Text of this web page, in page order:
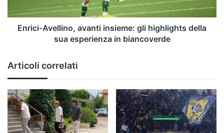
in
biancoverde
Enrici‑Avellino, avanti insieme: gli highlights della
sua esperienza in biancoverde
Articoli correlati